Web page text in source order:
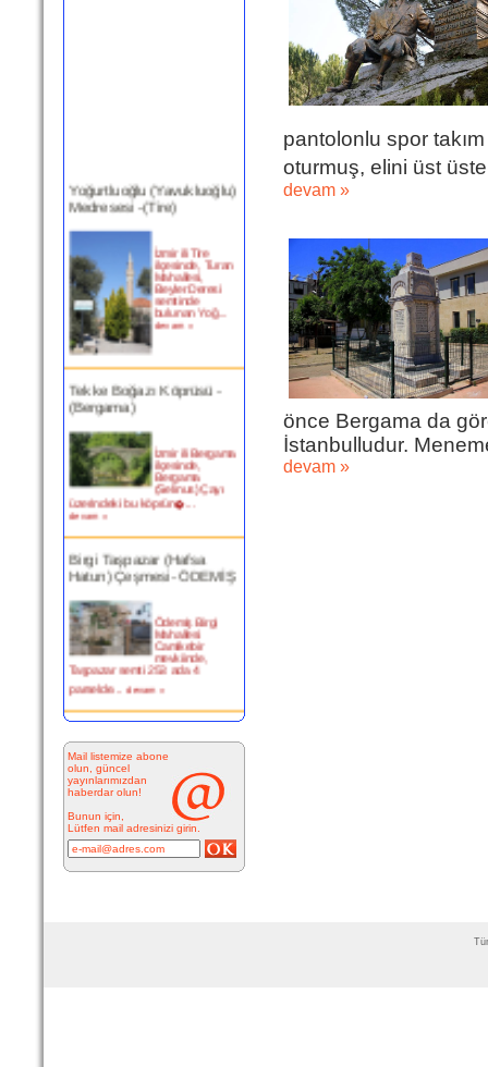
Medresesi -(Tire)
ilçesinde, Turan
Mahallesi,
Beyler Deresi
semtinde
bulunan Yoğ...
devam »
(Bergama)
ilçesinde,
Bergama
(Selinus) Çayı
üzerindeki bu köprün�...
devam »
Hatun) Çeşmesi- ÖDEMİŞ
Mahallesi
Camikebir
mevkiinde,
Taşpazar semti 253 ada 4
parselde... devam »
Kitabesiz Çeşmeler 4-
ÇEŞME
Resimde
görülen çeşme
İnkilap Caddesi
üzerinde yer
alan çarşı
bitiminde...
devam »
Mail listemize abone
olun, güncel
yayınlarımızdan
haberdar olun!
Bunun için,
Lütfen mail adresinizi girin.
pantolonlu spor
oturmuş, elini üst
devam »
önce Bergama da
İstanbulludur.
devam »